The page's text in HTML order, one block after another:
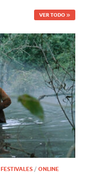
VER TODO
FESTIVALES / ONLINE